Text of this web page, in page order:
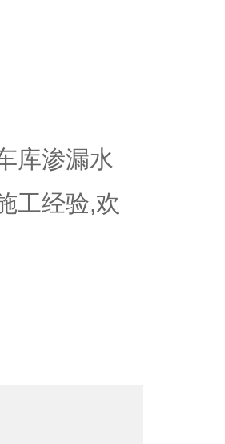
库渗漏水
工经验,欢